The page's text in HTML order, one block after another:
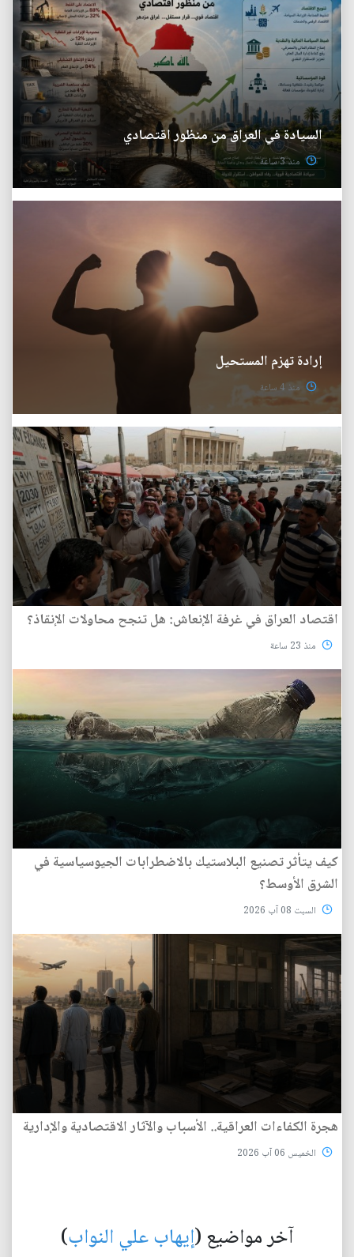
السيادة في العراق من منظور اقتصادي
منذ 3 ساعة
إرادة تهزم المستحيل
منذ 4 ساعة
اقتصاد العراق في غرفة الإنعاش: هل تنجح محاولات الإنقاذ؟
منذ 23 ساعة
كيف يتأثر تصنيع البلاستيك بالاضطرابات الجيوسياسية في
الشرق الأوسط؟
السبت 08 آب 2026
هجرة الكفاءات العراقية.. الأسباب والآثار الاقتصادية والإدارية
الخميس 06 آب 2026
آخر مواضيع (إيهاب علي النواب)